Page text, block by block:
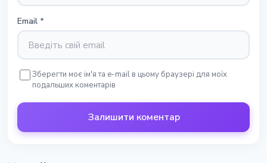
Email *
Зберегти моє ім'я та e-mail в цьому браузері для моїх
подальших коментарів
Залишити коментар